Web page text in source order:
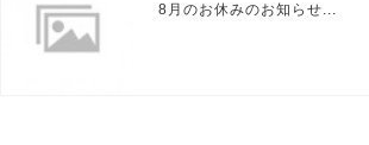
8月のお休みのお知らせ...